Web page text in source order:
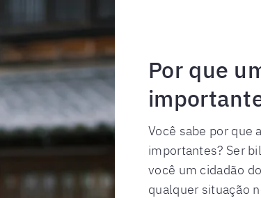
Por que
Você sabe por que
importantes? Ser
você um cidadão
qualquer situação